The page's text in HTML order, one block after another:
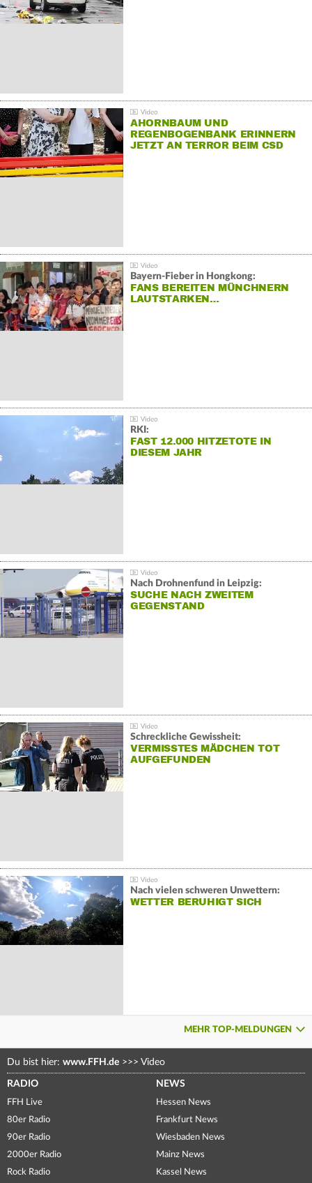
AHORNBAUM UND
REGENBOGENBANK ERINNERN
JETZT AN TERROR BEIM CSD
Bayern-Fieber in Hongkong:
FANS BEREITEN MÜNCHNERN
LAUTSTARKEN…
RKI:
FAST 12.000 HITZETOTE IN
DIESEM JAHR
Nach Drohnenfund in Leipzig:
SUCHE NACH ZWEITEM
GEGENSTAND
Schreckliche Gewissheit:
VERMISSTES MÄDCHEN TOT
AUFGEFUNDEN
Nach vielen schweren Unwettern:
WETTER BERUHIGT SICH
MEHR TOP-MELDUNGEN
Du bist hier: www.FFH.de >>> Video
RADIO
FFH Live
80er Radio
90er Radio
2000er Radio
Rock Radio
NEWS
Hessen News
Frankfurt News
Wiesbaden News
Mainz News
Kassel News